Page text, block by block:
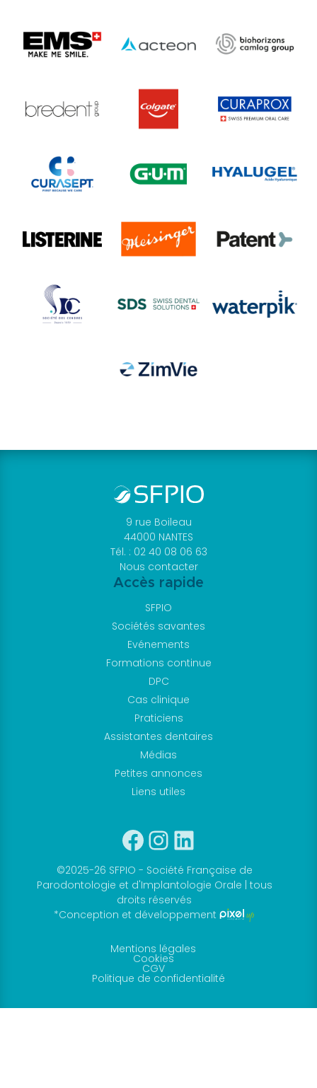
9 rue Boileau
44000 NANTES
Tél. : 02 40 08 06 63
Nous contacter
Accès rapide
SFPIO
Sociétés savantes
Evénements
Formations continue
DPC
Cas clinique
Praticiens
Assistantes dentaires
Médias
Petites annonces
Liens utiles
Facebook
Instagram
©2025-26 SFPIO - Société Française de
Parodontologie et d'Implantologie Orale | tous
droits réservés
*Conception et développement
Mentions légales
Cookies
CGV
Politique de confidentialité